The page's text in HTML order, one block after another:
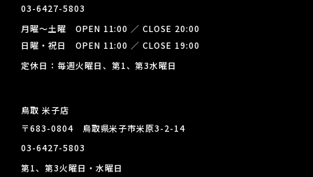
03-6427-5803
月曜～土曜 OPEN 11:00 ／ CLOSE 20:00
日曜・祝日 OPEN 11:00 ／ CLOSE 19:00
定休日：毎週火曜日、第1、第3水曜日
鳥取 米子店
〒683-0804 鳥取県米子市米原3-2-14
03-6427-5803
第1、第3火曜日・水曜日